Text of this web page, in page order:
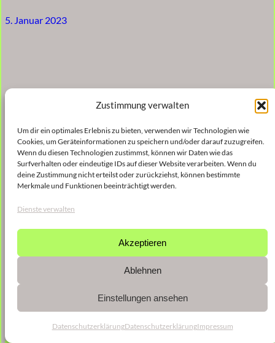
Zustimmung verwalten
Um dir ein optimales Erlebnis zu bieten, verwenden wir Technologien wie
Cookies, um Geräteinformationen zu speichern und/oder darauf zuzugreifen.
Wenn du diesen Technologien zustimmst, können wir Daten wie das
Surfverhalten oder eindeutige IDs auf dieser Website verarbeiten. Wenn du
deine Zustimmung nicht erteilst oder zurückziehst, können bestimmte
Merkmale und Funktionen beeinträchtigt werden.
Dienste verwalten
Akzeptieren
Ablehnen
Einstellungen ansehen
DatenschutzerklärungDatenschutzerklärungImpressum
5. Januar 2023